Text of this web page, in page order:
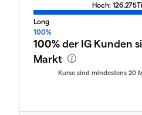
Hoch: 126.275
Long
100%
100%der IG Kunden
Markt
Kurse sind mindestens 20